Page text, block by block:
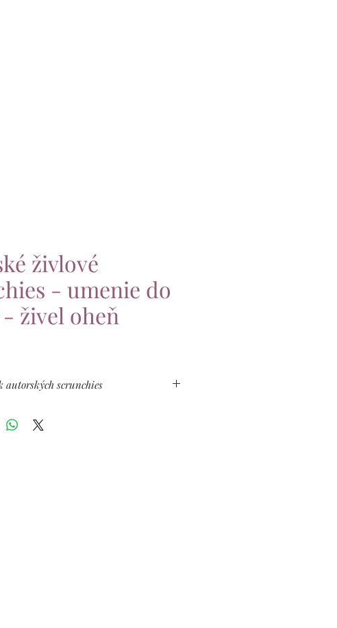
živlové
- umenie do
živel oheň
autorských scrunchies
si vyber z každého živlu scrunchies